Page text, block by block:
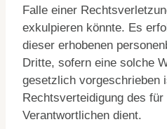
Falle einer
exkulpieren könnte. Es
dieser erhobenen
Dritte, sofern eine solche
gesetzlich vorgeschrieben
Rechtsverteidigung des für
Verantwortlichen dient.